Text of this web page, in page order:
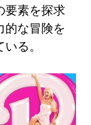
要素を探求
的な冒険を
る。